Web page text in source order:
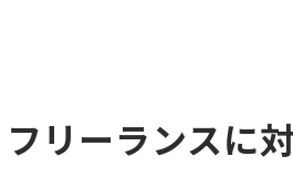
フリーランスに